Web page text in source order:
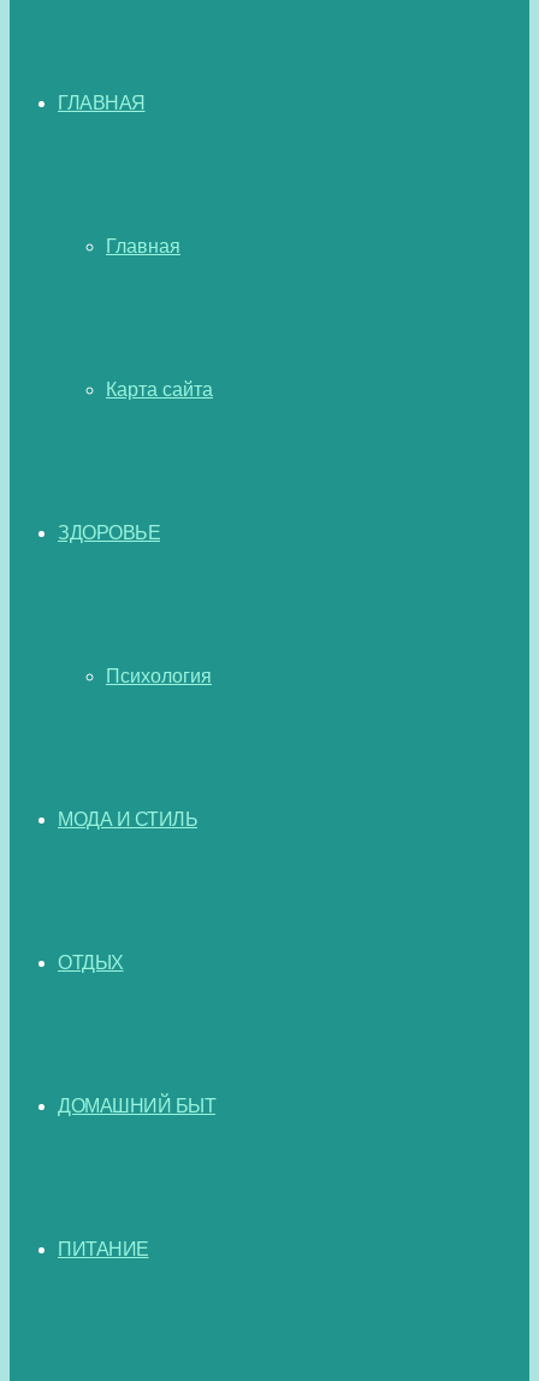
ГЛАВНАЯ
Главная
Карта сайта
ЗДОРОВЬЕ
Психология
МОДА И СТИЛЬ
ОТДЫХ
ДОМАШНИЙ БЫТ
ПИТАНИЕ